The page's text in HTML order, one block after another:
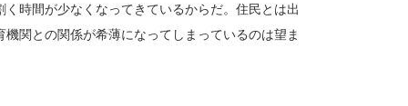
時間が少なくなってきているからだ。住民とは出
関との関係が希薄になってしまっているのは望ま